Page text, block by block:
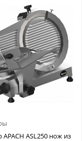
APACH ASL250 нож из